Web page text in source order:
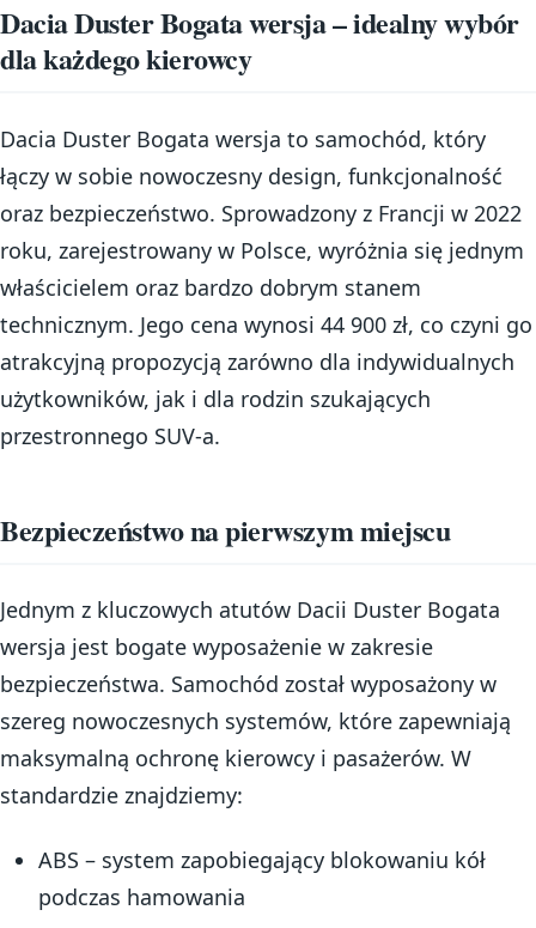
Dacia Duster Bogata wersja – idealny wybór
dla każdego kierowcy
Dacia Duster Bogata wersja to samochód, który
łączy w sobie nowoczesny design, funkcjonalność
oraz bezpieczeństwo. Sprowadzony z Francji w 2022
roku, zarejestrowany w Polsce, wyróżnia się jednym
właścicielem oraz bardzo dobrym stanem
technicznym. Jego cena wynosi 44 900 zł, co czyni go
atrakcyjną propozycją zarówno dla indywidualnych
użytkowników, jak i dla rodzin szukających
przestronnego SUV-a.
Bezpieczeństwo na pierwszym miejscu
Jednym z kluczowych atutów Dacii Duster Bogata
wersja jest bogate wyposażenie w zakresie
bezpieczeństwa. Samochód został wyposażony w
szereg nowoczesnych systemów, które zapewniają
maksymalną ochronę kierowcy i pasażerów. W
standardzie znajdziemy:
ABS – system zapobiegający blokowaniu kół
podczas hamowania